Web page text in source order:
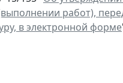
работ),
в электронной форме